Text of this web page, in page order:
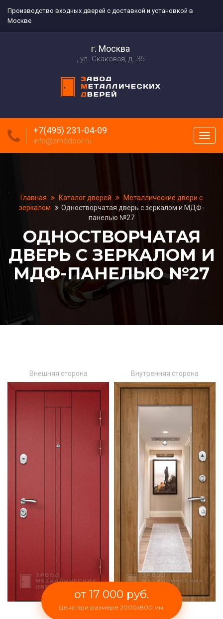
Производство входных дверей с доставкой и установкой в
Москве
г. Москва
ул. Скаковая, д. 36
меню
+7(495) 231-04-09
info@zmddoor.ru
Главная Каталог дверей
Металлические двери с
зеркалом
Одностворчатая дверь с зеркалом и МДФ-
панелью №27
ОДНОСТВОРЧАТАЯ
ДВЕРЬ С ЗЕРКАЛОМ И
МДФ-ПАНЕЛЬЮ №27
Внешняя сторона Внутренняя сторона
от 17 000 руб.
Цена при размере 2000x800 мм.